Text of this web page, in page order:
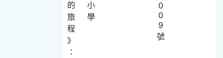
的
旅
程
》
：
小
學
0
0
9
號